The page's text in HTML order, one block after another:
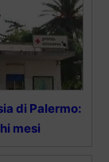
di Palermo:
mesi